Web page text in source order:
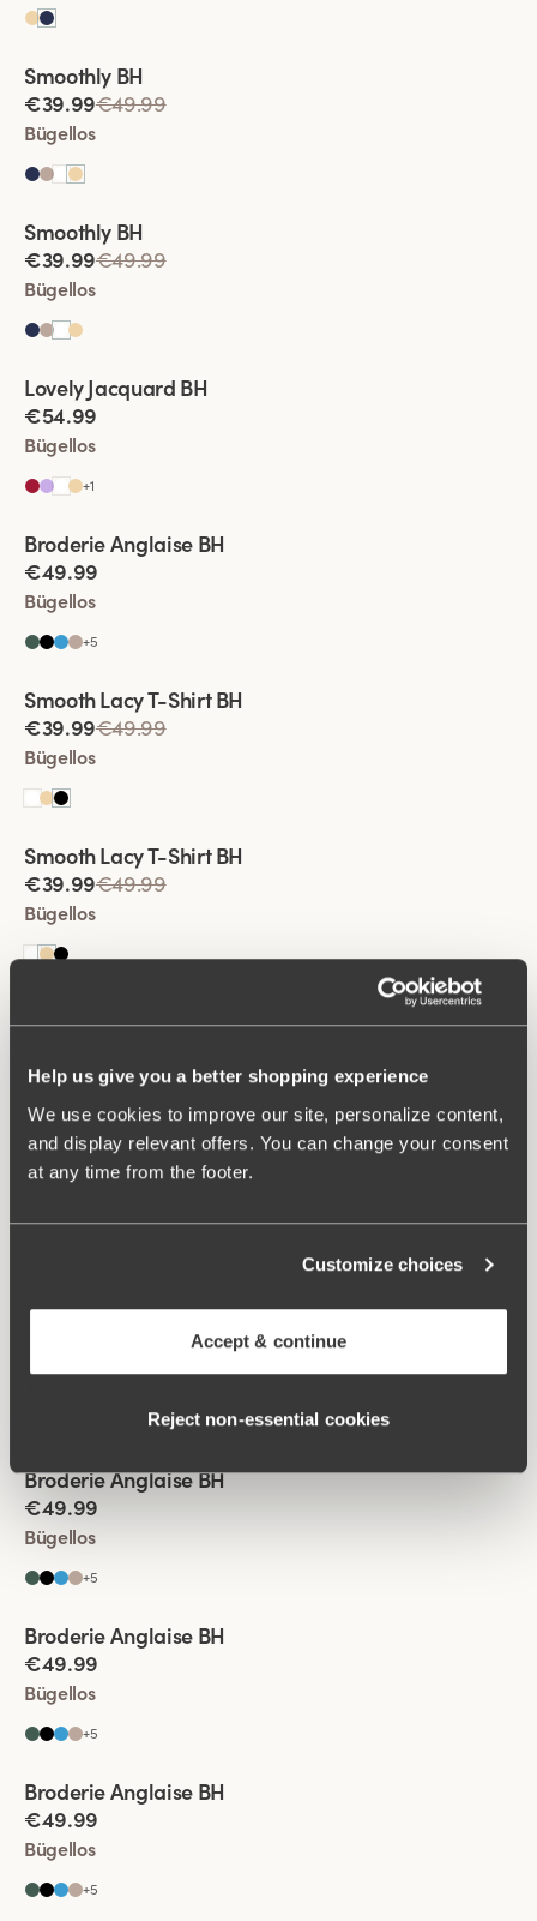
Help us give you a better shopping experience
We use cookies to improve our site, personalize content,
and display relevant offers. You can change your consent
at any time from the footer.
Customize choices
Accept & continue
Reject non‑essential cookies
Viewing image 1 of 2
Smoothly BH
€39.99€49.99
Bügellos
Viewing image 1 of 2
Smoothly BH
€39.99€49.99
Bügellos
Viewing image 1 of 2
Lovely Jacquard BH
€54.99
Bügellos
+1
Viewing image 1 of 2
Broderie Anglaise BH
€49.99
Bügellos
+5
Viewing image 1 of 2
Smooth Lacy T-Shirt BH
€39.99€49.99
Bügellos
Viewing image 1 of 2
Smooth Lacy T-Shirt BH
€39.99€49.99
Bügellos
Bügellos
Viewing image 1 of 2
Lovely Jacquard BH
Bügellos
Viewing image 1 of 2
Bügellos
Viewing image 1 of 2
Broderie Anglaise BH
€49.99
Bügellos
+5
Viewing image 1 of 2
Broderie Anglaise BH
€49.99
Bügellos
+5
Viewing image 1 of 2
Broderie Anglaise BH
€49.99
Bügellos
+5